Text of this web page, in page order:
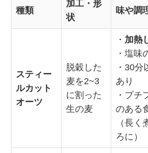
種類
加工・形
状
味や調
スティー
ルカット
オーツ
脱穀した
麦を2~3
に割った
生の麦
・ 加熱
・塩味
・30
あり
・プチ
のある
（長
ろに）